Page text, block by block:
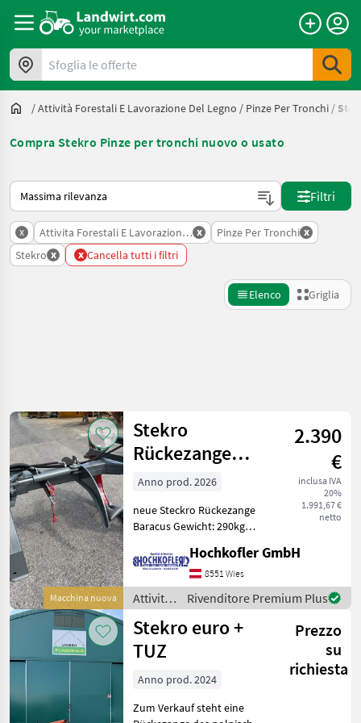
Sfoglia le offerte
/Attività Forestali E Lavorazione Del Legno / Pinze Per Tronchi /
Compra Stekro Pinze per tronchi nuovo o usato
Ecco come viene ordinato su Landwirt.com
Filtri
x Attivita Forestali E Lavorazione Del Legno
x Pinze Per Tronchi x
Stekro x x Cancella tutti i filtri
Elenco Griglia
ricerca
Categoria 4 Paese Filtri
PERCORSO
ATTUALE
Settore
forestale
Attivita
Forestali E
Lavorazione
Del Legno
Pinze
Per
Tronchi
SCEGLI
Reimposta
Mostra
25
risultati
Macchina nuova
Stekro
Rückezange
Baracus
2.390
€
inclusa IVA
20%
1.991,67 €
netto
Anno prod. 2026
neue Steckro Rückezange
Baracus Gewicht: 290kg
mind. Durchmessser:
140mm Lagernd und kann
sofort abg
Hochkofler GmbH
8551 Wies
Attività
forestali
e
lavorazione
del
legno /
Rivenditore Premium Plus
Stekro euro +
TUZ
Prezzo
su
richiesta
Anno prod. 2024
Zum Verkauf steht eine